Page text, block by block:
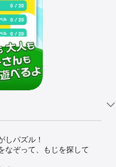
しパズル！
なぞって、もじを探して